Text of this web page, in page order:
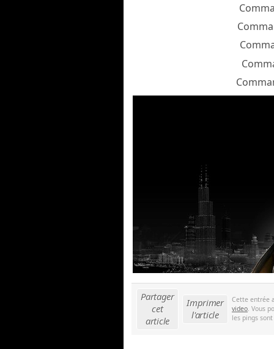
Partager
cet
article
Imprimer
l'article
Cette entrée
video. Vous
les pings